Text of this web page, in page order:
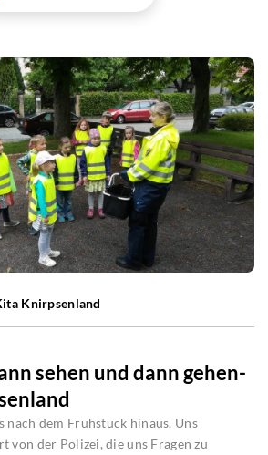
Knirpsenland
sehen und dann gehen-
nach dem Frühstück hinaus. Uns
von der Polizei, die uns Fragen zu